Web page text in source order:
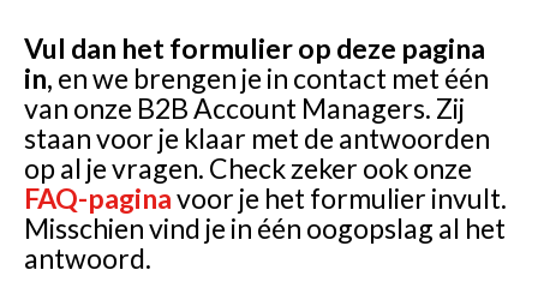
Vul dan het formulier op deze pagina
in, en we brengen je in contact met één
van onze B2B Account Managers. Zij
staan voor je klaar met de antwoorden
op al je vragen. Check zeker ook onze
FAQ-paginavoor je het formulier invult.
Misschien vind je in één oogopslag al het
antwoord.